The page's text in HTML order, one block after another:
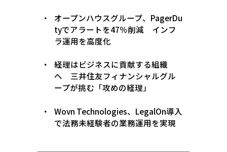
オープンハウスグループ、PagerDu
tyでアラートを47％削減 インフ
ラ運用を高度化
経理はビジネスに貢献する組織
へ 三井住友フィナンシャルグル
ープが挑む「攻めの経理」
Wovn Technologies、LegalOn導入
で法務未経験者の業務運用を実現